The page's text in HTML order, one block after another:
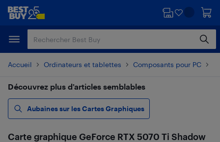
Passer
principal
Passer
Accueil Ordinateurs et tablettes Composants pour PC
Découvrez plus d’articles semblables
Aubaines sur les Cartes Graphiques
Carte graphique GeForce RTX 5070 Ti Shadow